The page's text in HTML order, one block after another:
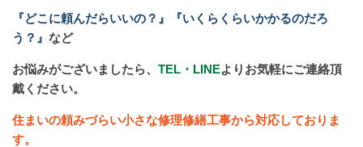
『どこに頼んだらいいの？』『いくらくらいかかるのだろ
う？』 など
お悩みがございましたら、 TEL・LINEよりお気軽にご連絡頂
戴ください。
住まいの頼みづらい小さな修理修繕工事から対応しておりま
す。